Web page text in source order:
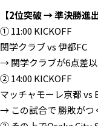
【2位突破 → 準決勝進出
① 11:00 KICKOFF
関学クラブ vs 伊都FC
→ 関学クラブが6点差
② 14:00 KICKOFF
マッチャモーレ京都 vs
→ この試合で 勝敗がつ